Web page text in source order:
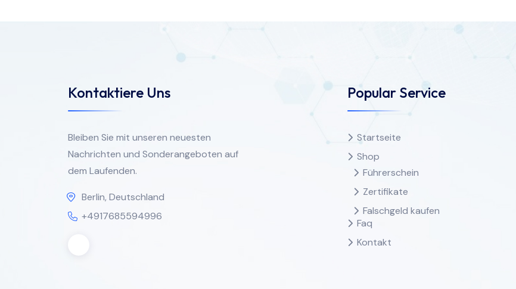
Kontaktiere Uns
Bleiben Sie mit unseren neuesten
Nachrichten und Sonderangeboten auf
dem Laufenden.
Berlin, Deutschland
+4917685594996
Popular Service
Startseite
Shop
Führerschein
Zertifikate
Falschgeld kaufen
Faq
Kontakt